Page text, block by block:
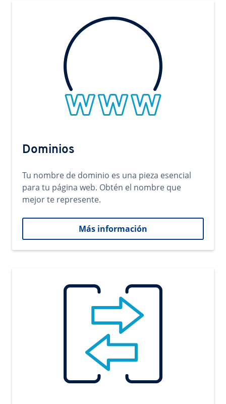
Dominios
Tu nombre de dominio es una pieza esencial
para tu página web. Obtén el nombre que
mejor te represente.
Más información